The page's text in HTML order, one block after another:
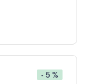
- 5 %